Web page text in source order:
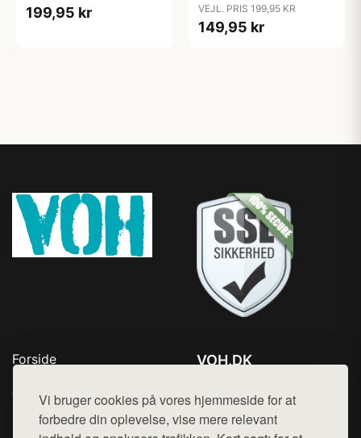
Vi bruger cookies på vores hjemmeside for at
forbedre din oplevelse, vise mere relevant
199,95 kr VEJL. PRIS 199,95 KR
149,95 kr
Forside
Top Rabatter
Kontakt
VOH.DK
Mail: hej@want.dk